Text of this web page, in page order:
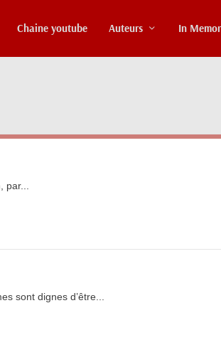
Chaine youtube Auteurs In
sont dignes d’être...